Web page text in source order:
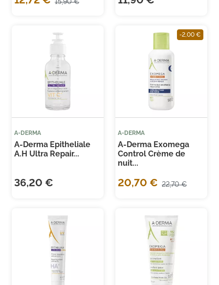
A-DERMA
A-Derma Epitheliale
A.H Ultra Repair...
36,20 €
-2,00 €
A-DERMA
A-Derma Exomega
Control Crème de
nuit...
20,70 € 22,70 €
Je consens également à recevoir les offres
promotionnelles.
confidentialité.